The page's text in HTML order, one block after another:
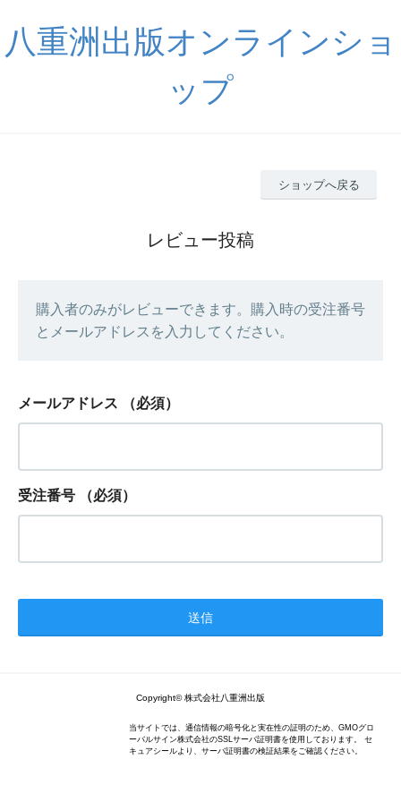
八重洲出版オンラインショ
ップ
ショップへ戻る
レビュー投稿
購入者のみがレビューできます。購入時の受注番号
とメールアドレスを入力してください。
メールアドレス （必須）
受注番号 （必須）
Copyright© 株式会社八重洲出版
当サイトでは、通信情報の暗号化と実在性の証明のため、GMOグロ
ーバルサイン株式会社のSSLサーバ証明書を使用しております。 セ
キュアシールより、サーバ証明書の検証結果をご確認ください。